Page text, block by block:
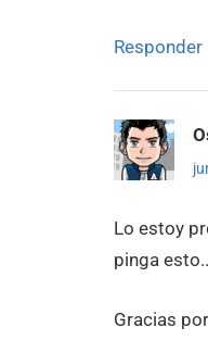
Responder
Lo estoy
pinga esto..
Gracias